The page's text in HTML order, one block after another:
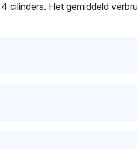
cilinders. Het gemiddeld
Sinds